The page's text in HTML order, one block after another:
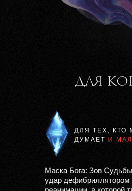
ДЛЯ
ДЛЯ ТЕХ, КТО
ДУМАЕТ
И
Маска Бога: Зов Судьбы
удар дефибриллятором